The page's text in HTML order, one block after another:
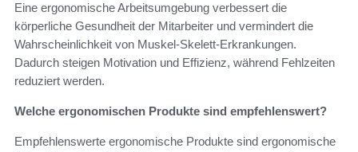
Eine ergonomische Arbeitsumgebung verbessert die
körperliche Gesundheit der Mitarbeiter und vermindert die
Wahrscheinlichkeit von Muskel-Skelett-Erkrankungen.
Dadurch steigen Motivation und Effizienz, während Fehlzeiten
reduziert werden.
Welche ergonomischen Produkte sind empfehlenswert?
Empfehlenswerte ergonomische Produkte sind ergonomische